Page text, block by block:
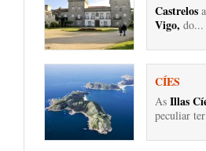
Castrelos
Vigo, do...
CÍES
As Illas
peculiar